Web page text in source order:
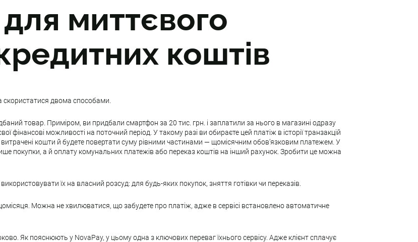
миттєвого
коштів
скористатися двома способами.
товар. Приміром, ви придбали смартфон за 20 тис. грн. і заплатили за нього в магазині одразу
фінансові можливості на поточний період. У такому разі ви обираєте цей платіж в історії транзакцій
витрачені кошти й будете повертати суму рівними частинами — щомісячним обов’язковим платежем. У
покупки, а й оплату комунальних платежів або переказ коштів на інший рахунок. Зробити це можна
їх на власний розсуд: для будь-яких покупок, зняття готівки чи переказів.
Можна не хвилюватися, що забудете про платіж, адже в сервісі встановлено автоматичне
Як пояснюють у NovaPay, у цьому одна з ключових переваг їхнього сервісу. Адже клієнт сплачує